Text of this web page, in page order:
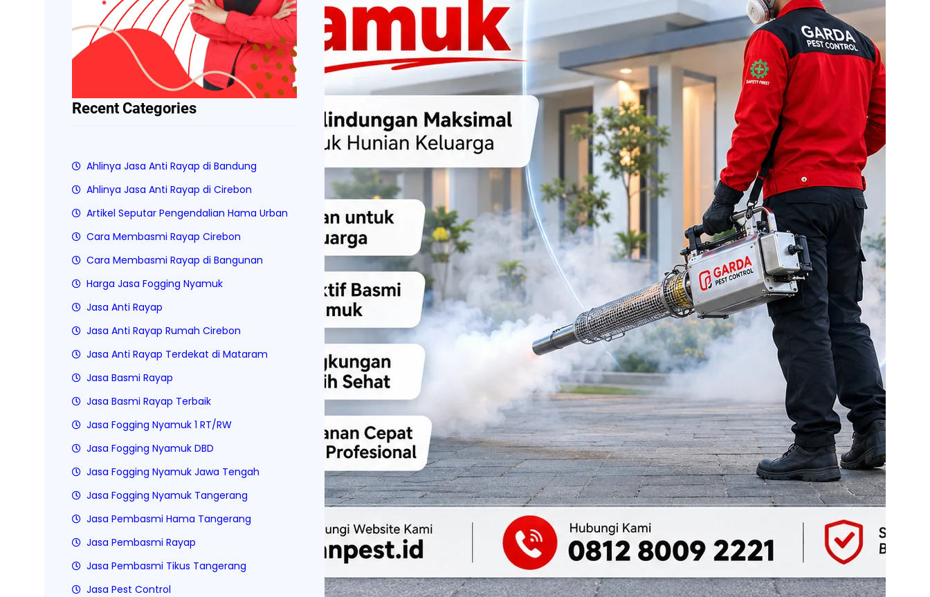
Recent Categories
Ahlinya Jasa Anti Rayap di Bandung
Ahlinya Jasa Anti Rayap di Cirebon
Artikel Seputar Pengendalian Hama Urban
Cara Membasmi Rayap Cirebon
Cara Membasmi Rayap di Bangunan
Harga Jasa Fogging Nyamuk
Jasa Anti Rayap
Jasa Anti Rayap Rumah Cirebon
Jasa Anti Rayap Terdekat di Mataram
Jasa Basmi Rayap
Jasa Basmi Rayap Terbaik
Jasa Fogging Nyamuk 1 RT/RW
Jasa Fogging Nyamuk DBD
Jasa Fogging Nyamuk Jawa Tengah
Jasa Fogging Nyamuk Tangerang
Jasa Pembasmi Hama Tangerang
Jasa Pembasmi Rayap
Jasa Pembasmi Tikus Tangerang
Jasa Pest Control